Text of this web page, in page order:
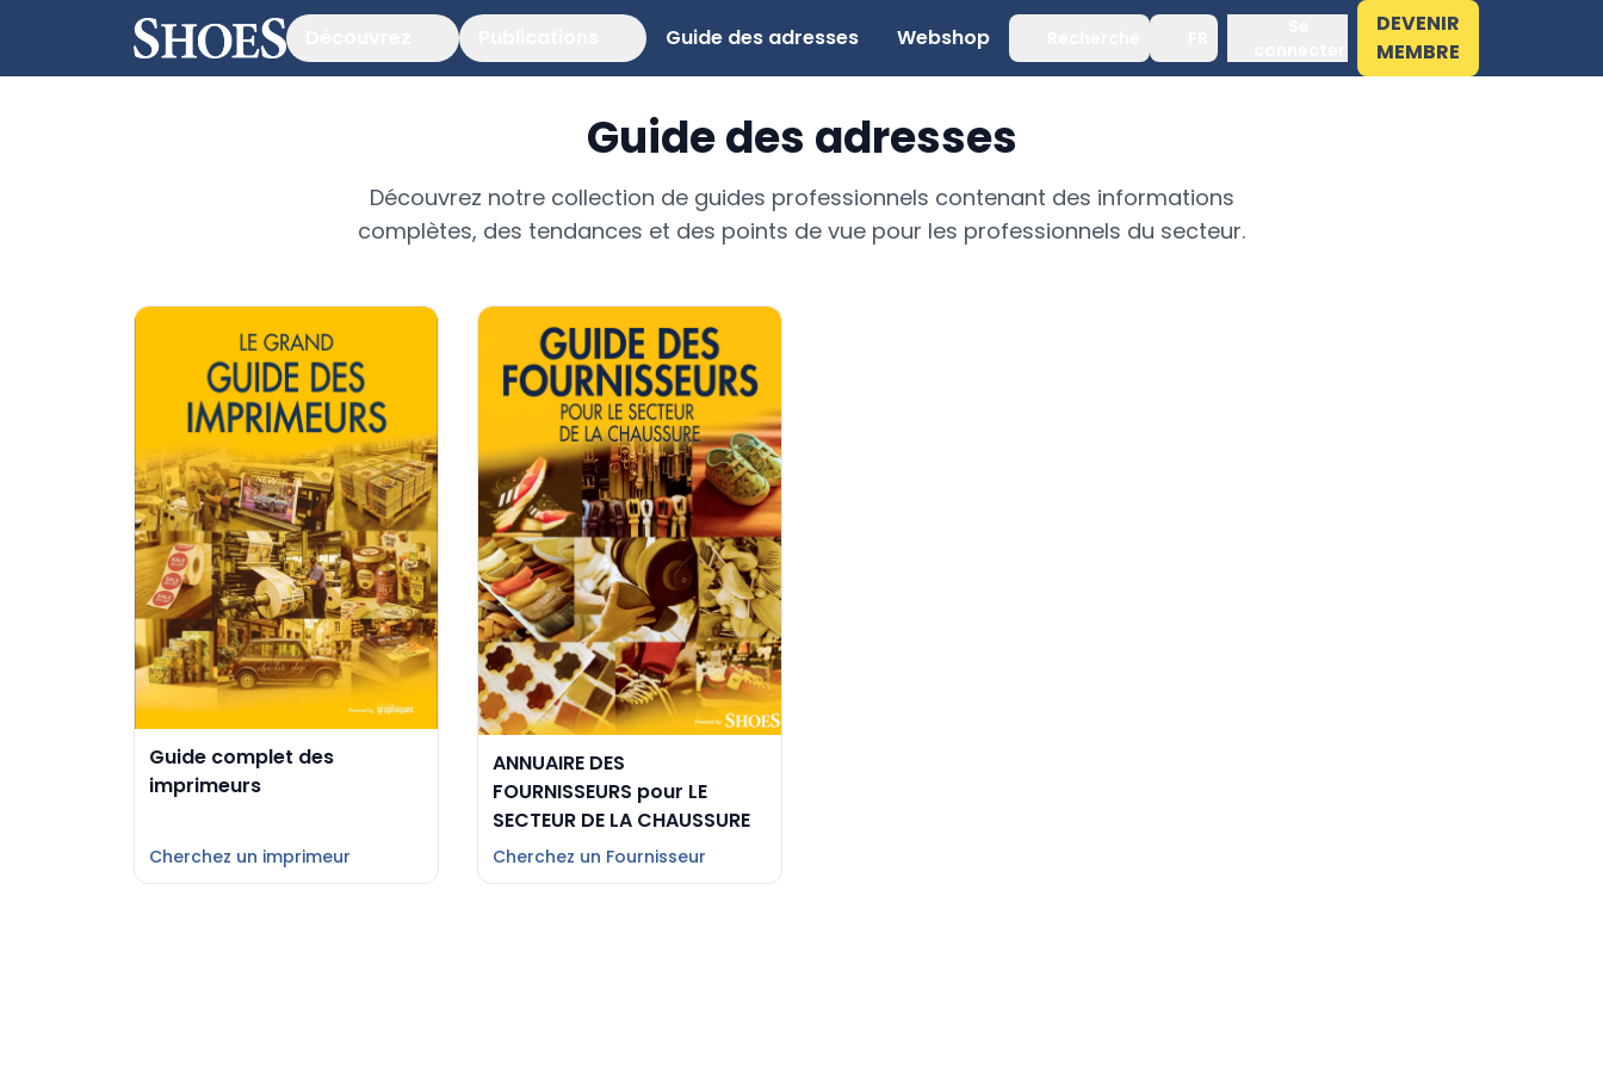
Guide des adresses Webshop
DEVENIR
MEMBRE
Guide des adresses
Découvrez notre collection de guides professionnels contenant des informations
complètes, des tendances et des points de vue pour les professionnels du secteur.
Guide complet des
imprimeurs
Cherchez un imprimeur
ANNUAIRE DES
FOURNISSEURS pour LE
SECTEUR DE LA CHAUSSURE
Cherchez un Fournisseur